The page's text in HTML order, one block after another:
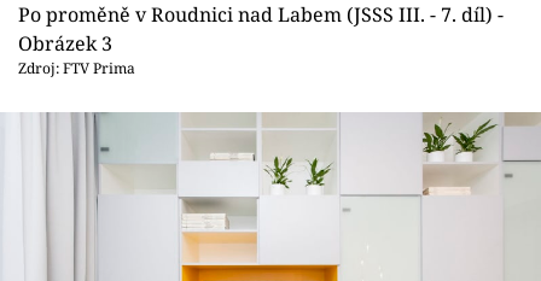
Po proměně v Roudnici nad Labem (JSSS III. - 7. díl) -
Obrázek 3
Zdroj: FTV Prima